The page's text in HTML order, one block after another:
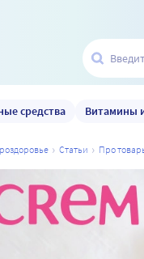
средства Витамины
статьи про